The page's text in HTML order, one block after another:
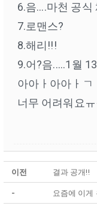
6.음....마천 공식
7.로맨스?
8.해리!!!
9.어?음.....1월
아아ㅏ아아ㅏㄱ
너무 어려워요
이전 결과 공개!!
- 요즘에 이게